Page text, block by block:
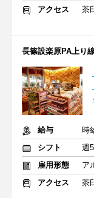
アクセス
茶
長篠設楽原PA上り
給与
時
シフト
週
雇用形態
ア
アクセス
茶